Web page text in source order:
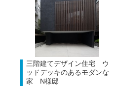
三階建てデザイン住宅 ウ
ッドデッキのあるモダンな
家 N様邸